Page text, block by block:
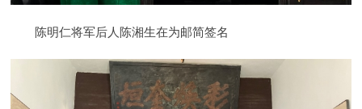
陈明仁将军后人陈湘生在为邮简签名